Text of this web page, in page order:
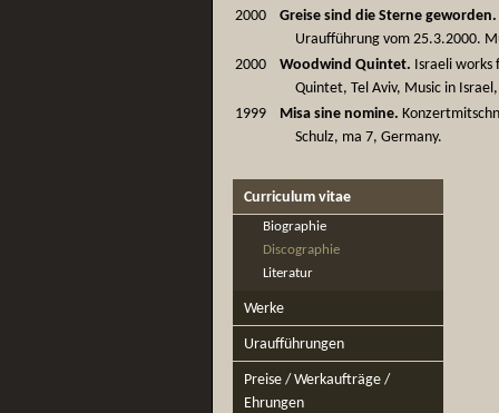
2000
Greise sind die Sterne
Uraufführung vom 25.3.2000.
2000
Woodwind Quintet. Israeli works
Quintet, Tel Aviv, Music in
1999
Misa sine nomine.
Schulz, ma 7, Germany.
Curriculum vitae
Biographie
Discographie
Literatur
Werke
Uraufführungen
Preise / Werkaufträge /
Ehrungen